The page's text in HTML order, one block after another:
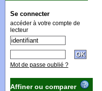
Se connecter
accéder à votre compte de
lecteur
Mot de passe oublié ?
Affiner ou comparer